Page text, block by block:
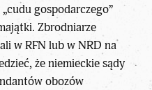
gospodarczego”
Zbrodniarze
w RFN lub w NRD na
że niemieckie sądy
obozów